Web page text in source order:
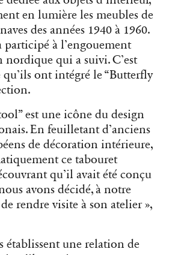
en lumière les meubles de
des années 1940 à 1960.
participé à l’engouement
nordique qui a suivi. C’est
qu’ils ont intégré le “Butterfly
est une icône du design
En feuilletant d’anciens
de décoration intérieure,
ce tabouret
qu’il avait été conçu
avons décidé, à notre
rendre visite à son atelier »,
établissent une relation de